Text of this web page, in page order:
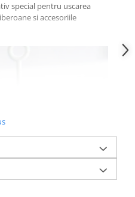
special pentru uscarea
si accesoriile